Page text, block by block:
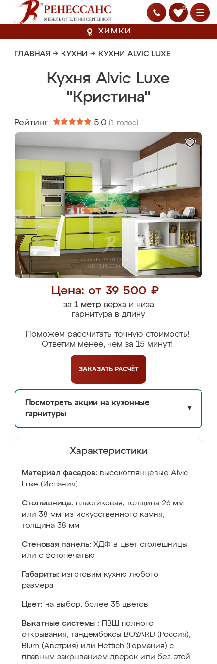
0
ХИМКИ
ГЛАВНАЯ → КУХНИ → КУХНИ ALVIC LUXE
Кухня Alvic Luxe
"Кристина"
Рейтинг: 5.0 (1 голос)
Цена: от 39 500 ₽
за 1 метрверха и низа
гарнитура в длину
Поможем рассчитать точную стоимость!
Ответим менее, чем за 15 минут!
ЗАКАЗАТЬ РАСЧЁТ
Посмотреть акции на кухонные
гарнитуры
▼
Характеристики
Материал фасадов: высокоглянцевые Аlvic
Luxe (Испания)
Столешница: пластиковая, толщина 26 мм
или 38 мм; из искусственного камня,
толщина 38 мм
Стеновая панель: ХДФ в цвет столешницы
или с фотопечатью
Габариты: изготовим кухню любого
размера
Цвет: на выбор, более 35 цветов
Выкатные системы :
ПВШ полного
открывания, тандембоксы BOYARD (Россия),
Blum (Австрия) или Hettich (Германия) с
плавным закрыванием дверок или без этой